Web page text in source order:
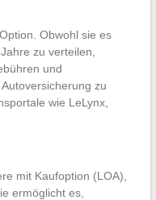
Obwohl sie es
zu verteilen,
und
zu
wie LeLynx,
mit Kaufoption (LOA),
ermöglicht es,